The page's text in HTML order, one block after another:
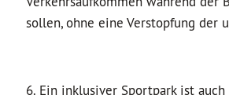
sollen, ohne eine Verstopfung der
6. Ein inklusiver Sportpark ist